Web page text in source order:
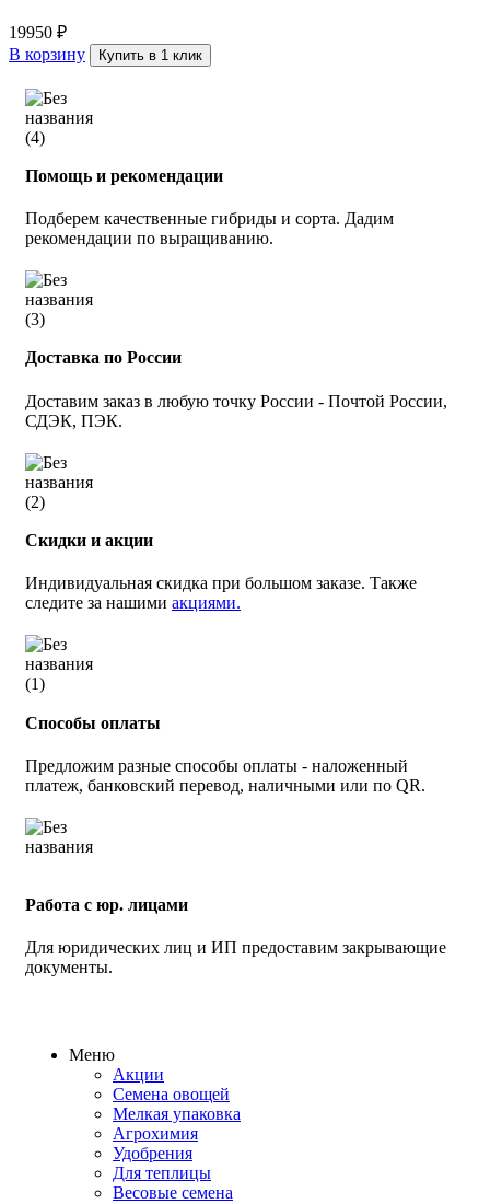
19950 ₽
В корзину
Купить в 1 клик
Помощь и рекомендации
Подберем качественные гибриды и сорта. Дадим
рекомендации по выращиванию.
Доставка по России
Доставим заказ в любую точку России - Почтой России,
СДЭК, ПЭК.
Скидки и акции
Индивидуальная скидка при большом заказе. Также
следите за нашими акциями.
Способы оплаты
Предложим разные способы оплаты - наложенный
платеж, банковский перевод, наличными или по QR.
Работа с юр. лицами
Для юридических лиц и ИП предоставим закрывающие
документы.
Меню
Акции
Семена овощей
Мелкая упаковка
Агрохимия
Удобрения
Для теплицы
Весовые семена